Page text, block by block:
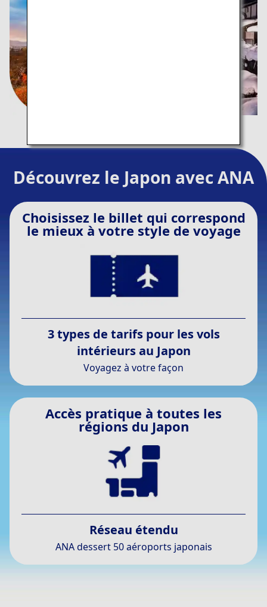
Découvrez le Japon avec ANA
Choisissez le billet qui correspond
le mieux à votre style de voyage
3 types de tarifs pour les vols
intérieurs au Japon
Voyagez à votre façon
Accès pratique à toutes les
régions du Japon
Réseau étendu
ANA dessert 50 aéroports japonais